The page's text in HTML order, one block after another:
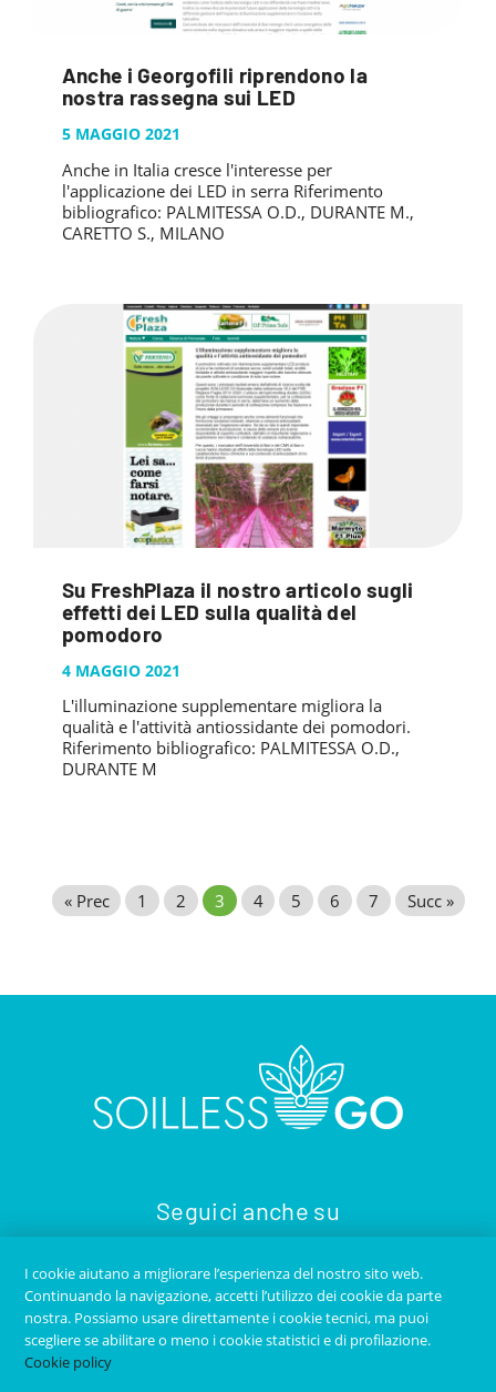
Anche i Georgofili riprendono la
nostra rassegna sui LED
5 MAGGIO 2021
Anche in Italia cresce l'interesse per
l'applicazione dei LED in serra Riferimento
bibliografico: PALMITESSA O.D., DURANTE M.,
CARETTO S., MILANO
Su FreshPlaza il nostro articolo sugli
effetti dei LED sulla qualità del
pomodoro
4 MAGGIO 2021
L'illuminazione supplementare migliora la
qualità e l'attività antiossidante dei pomodori.
Riferimento bibliografico: PALMITESSA O.D.,
DURANTE M
« Prec 1 2 3 4 5 6 7 Succ »
Seguici anche su
I cookie aiutano a migliorare l’esperienza del nostro sito web.
Continuando la navigazione, accetti l’utilizzo dei cookie da parte
nostra. Possiamo usare direttamente i cookie tecnici, ma puoi
scegliere se abilitare o meno i cookie statistici e di profilazione.
Cookie policy